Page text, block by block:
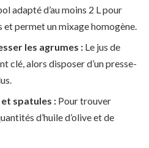
adapté d’au moins 2 L pour
permet un mixage homogène.
les agrumes : Le jus de
clé, alors disposer d’un presse-
spatules : Pour trouver
d’huile d’olive et de